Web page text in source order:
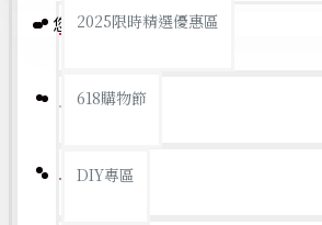
2025限時精選優惠區
618購物節
DIY專區
您的購物車內沒有商品！
開學季
防颱備品
父親節